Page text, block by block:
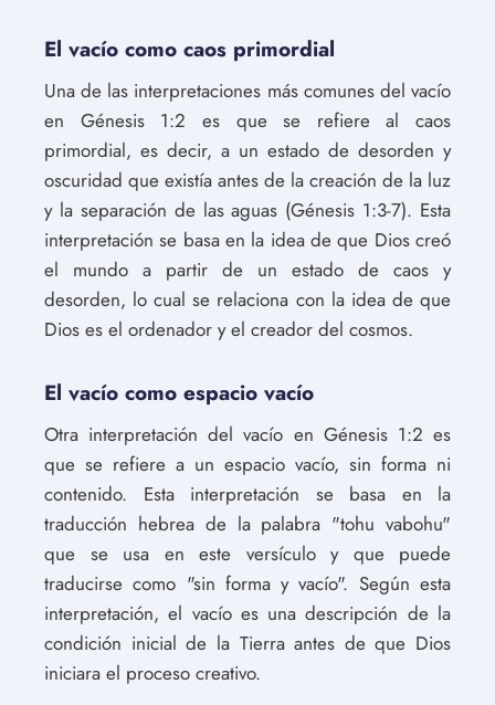
El vacío como caos primordial
Una de las interpretaciones más comunes del vacío
en Génesis 1:2 es que se refiere al caos
primordial, es decir, a un estado de desorden y
oscuridad que existía antes de la creación de la luz
y la separación de las aguas (Génesis 1:3-7). Esta
interpretación se basa en la idea de que Dios creó
el mundo a partir de un estado de caos y
desorden, lo cual se relaciona con la idea de que
Dios es el ordenador y el creador del cosmos.
El vacío como espacio vacío
Otra interpretación del vacío en Génesis 1:2 es
que se refiere a un espacio vacío, sin forma ni
contenido. Esta interpretación se basa en la
traducción hebrea de la palabra "tohu vabohu"
que se usa en este versículo y que puede
traducirse como "sin forma y vacío". Según esta
interpretación, el vacío es una descripción de la
condición inicial de la Tierra antes de que Dios
iniciara el proceso creativo.